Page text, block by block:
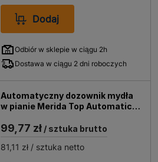
Dodaj
Odbiór w sklepie w ciągu 2h
Dostawa w ciągu 2 dni roboczych
Automatyczny dozownik mydła
w pianie Merida Top Automatic
99,77 zł / sztuka brutto
81,11 zł / sztuka netto